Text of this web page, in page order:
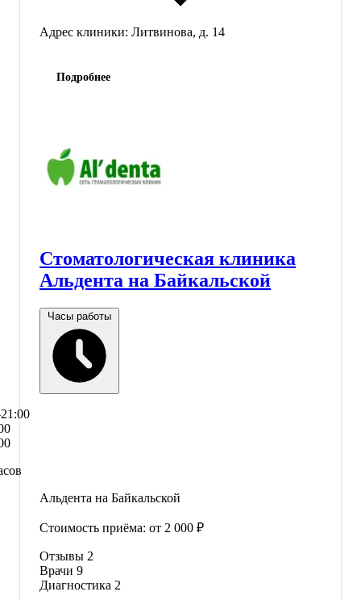
Адрес клиники: Литвинова, д. 14
Подробнее
Стоматологическая клиника
Альдента на Байкальской
Часы работы
Альдента на Байкальской
Стоимость приёма: от 2 000 ₽
Отзывы 2
Врачи 9
Диагностика 2